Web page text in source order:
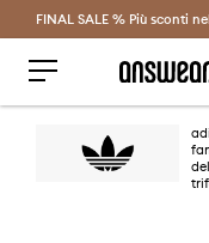
FINAL SALE % Più sconti